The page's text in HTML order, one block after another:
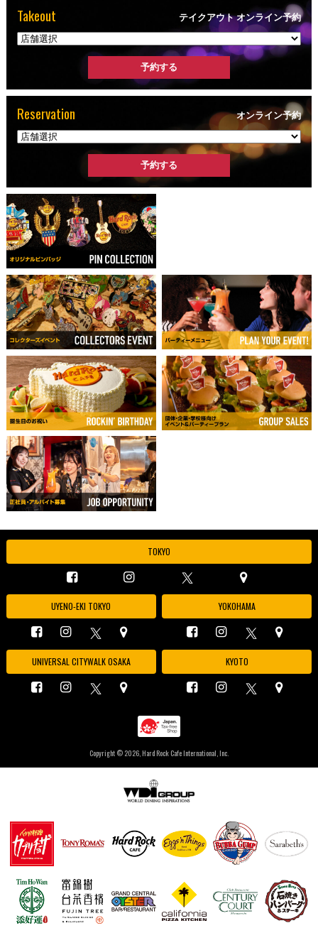
Takeout テイクアウト オンライン予約
Reservation オンライン予約
TOKYO
UYENO-EKI TOKYO YOKOHAMA
UNIVERSAL CITYWALK OSAKA KYOTO
Copyright © 2026, Hard Rock Cafe International, Inc.